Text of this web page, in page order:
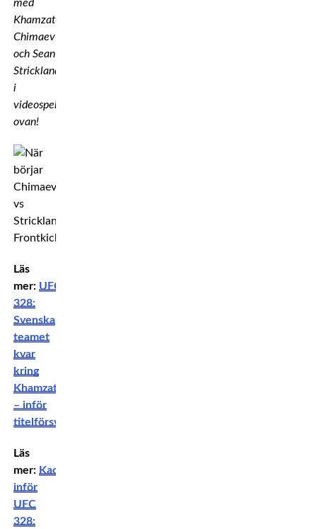
med
Khamzat
Chimaev
och Sean
Strickland
i
videospelaren
ovan!
Läs
mer: UFC
328:
Svenska
teamet
kvar
kring
Khamzat
– inför
titelförsvaret
Läs
mer: Kaos
inför
UFC
328: